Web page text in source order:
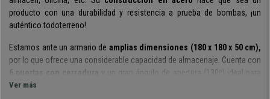
producto con una durabilidad y resistencia a prueba de bombas, ¡un
auténtico todoterreno!
Estamos ante un armario de amplias dimensiones (180 x 180 x 50 cm),
por lo que ofrece una considerable capacidad de almacenaje. Cuenta con
6 puertas con cerradura
y un gran ángulo de apertura (130º) ideal para
introducir y sacar los objetos con total comodidad. Cada puerta incluye
Ver más